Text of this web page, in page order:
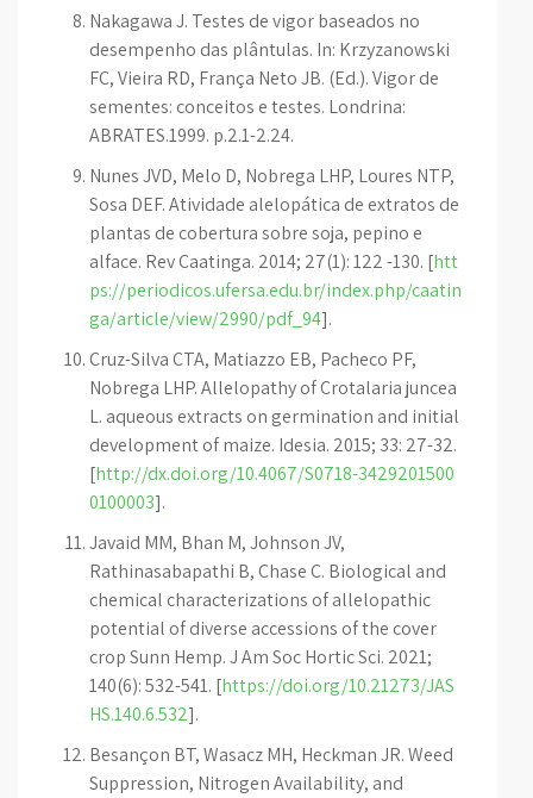
Nakagawa J. Testes de vigor baseados no
desempenho das plântulas. In: Krzyzanowski
FC, Vieira RD, França Neto JB. (Ed.). Vigor de
sementes: conceitos e testes. Londrina:
ABRATES.1999. p.2.1-2.24.
Nunes JVD, Melo D, Nobrega LHP, Loures NTP,
Sosa DEF. Atividade alelopática de extratos de
plantas de cobertura sobre soja, pepino e
alface. Rev Caatinga. 2014; 27(1): 122 -130. [htt
ps://periodicos.ufersa.edu.br/index.php/caatin
ga/article/view/2990/pdf_94].
Cruz-Silva CTA, Matiazzo EB, Pacheco PF,
Nobrega LHP. Allelopathy of Crotalaria juncea
L. aqueous extracts on germination and initial
development of maize. Idesia. 2015; 33: 27-32.
[http://dx.doi.org/10.4067/S0718-3429201500
0100003].
Javaid MM, Bhan M, Johnson JV,
Rathinasabapathi B, Chase C. Biological and
chemical characterizations of allelopathic
potential of diverse accessions of the cover
crop Sunn Hemp. J Am Soc Hortic Sci. 2021;
140(6): 532-541. [https://doi.org/10.21273/JAS
HS.140.6.532].
Besançon BT, Wasacz MH, Heckman JR. Weed
Suppression, Nitrogen Availability, and